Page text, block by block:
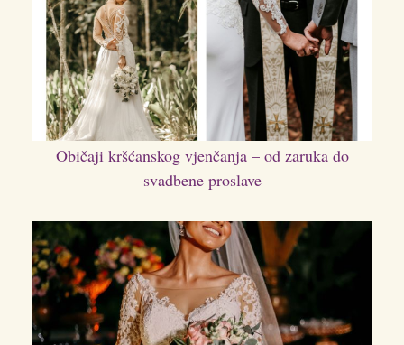
Običaji kršćanskog vjenčanja – od zaruka do
svadbene proslave